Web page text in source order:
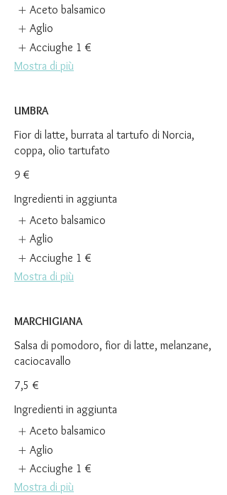
Aceto balsamico
Aglio
Acciughe 1 €
Mostra di più
UMBRA
Fior di latte, burrata al tartufo di Norcia,
coppa, olio tartufato
9 €
Ingredienti in aggiunta
Aceto balsamico
Aglio
Acciughe 1 €
Mostra di più
MARCHIGIANA
Salsa di pomodoro, fior di latte, melanzane,
caciocavallo
7,5 €
Ingredienti in aggiunta
Aceto balsamico
Aglio
Acciughe 1 €
Mostra di più